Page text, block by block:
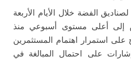
الفضة خلال الأيام الأربعة
إلى أعلى مستوى أسبوعي منذ
استمرار اهتمام المستثمرين
على احتمال المبالغة في